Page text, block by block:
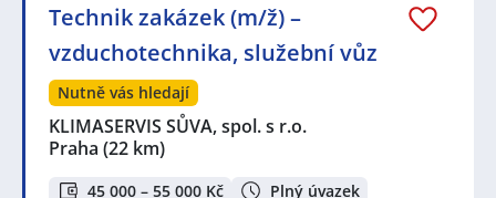
Technik zakázek (m/ž) –
vzduchotechnika, služební vůz
Nutně vás hledají
KLIMASERVIS SŮVA, spol. s r.o.
Praha (22 km)
45 000 – 55 000 Kč Plný úvazek